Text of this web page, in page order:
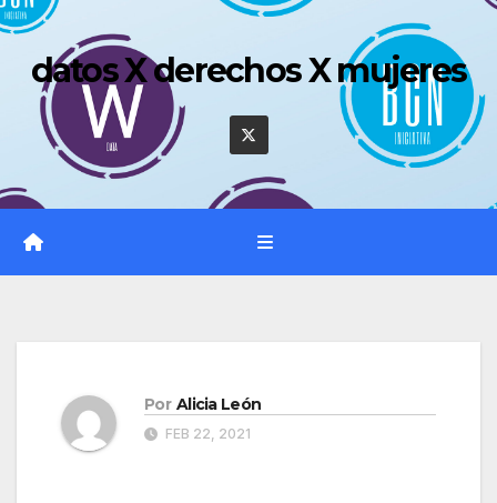
Saltar
contenido
datos X derechos X mujeres
Por Alicia León
FEB 22, 2021